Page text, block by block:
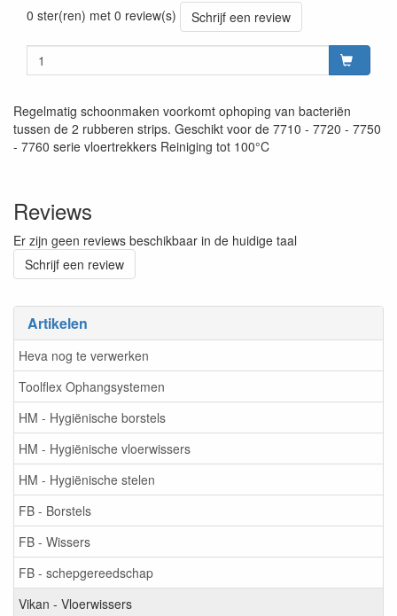
Artikelen
Heva nog te verwerken
Toolflex Ophangsystemen
HM - Hygiënische borstels
HM - Hygiënische vloerwissers
HM - Hygiënische stelen
FB - Borstels
FB - Wissers
FB - schepgereedschap
Vikan - Vloerwissers
0 ster(ren) met 0 review(s)
Schrijf een review
Regelmatig schoonmaken voorkomt ophoping van bacteriën
tussen de 2 rubberen strips. Geschikt voor de 7710 - 7720 - 7750
- 7760 serie vloertrekkers Reiniging tot 100°C
Reviews
Er zijn geen reviews beschikbaar in de huidige taal
Schrijf een review